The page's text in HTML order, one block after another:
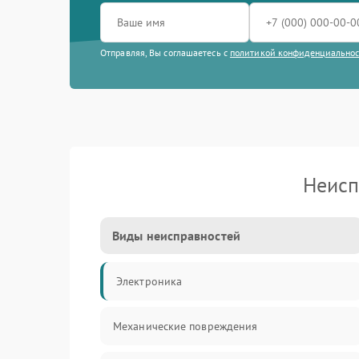
Отправляя, Вы соглашаетесь с политикой
Виды неисправностей
Электроника
Механические повреждения